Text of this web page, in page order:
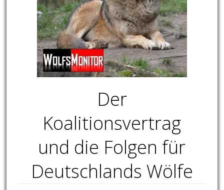
Der
Koalitionsvertrag
und die Folgen für
Deutschlands Wölfe